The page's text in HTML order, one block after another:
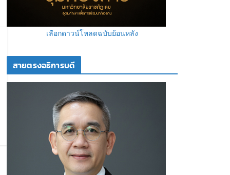
เลือกดาวน์โหลดฉบับย้อนหลัง
สายตรงอธิการบดี